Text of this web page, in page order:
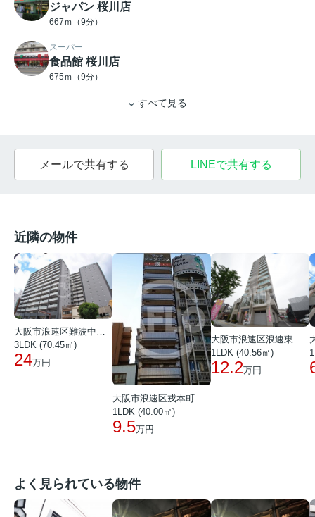
ジャパン 桜川店
667ｍ（9分）
スーパー
食品館 桜川店
675ｍ（9分）
すべて見る
メールで共有する LINEで共有する
近隣の物件
大阪市浪速区難波中３丁目
3LDK (70.45㎡)
24万円
1LDK (40.00㎡)
9.5万円
大阪市浪速区浪速東１丁目
1LDK (40.56㎡)
12.2万円
よく見られている物件